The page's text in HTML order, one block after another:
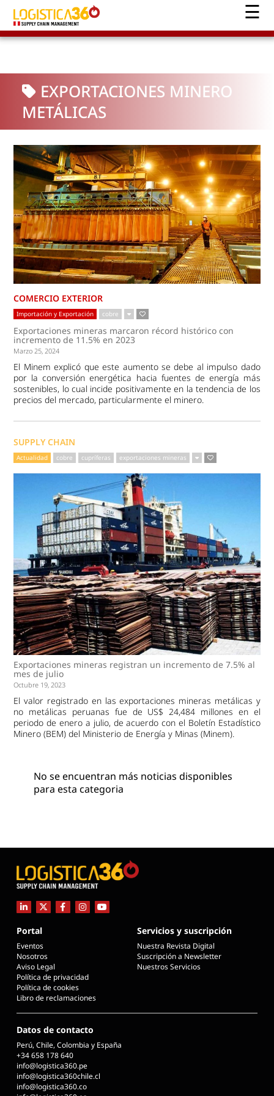
EXPORTACIONES MINERO
METÁLICAS
COMERCIO EXTERIOR
Importación y Exportación cobre
Exportaciones mineras marcaron récord histórico con
incremento de 11.5% en 2023
Marzo 25, 2024
El Minem explicó que este aumento se debe al impulso dado
por la conversión energética hacia fuentes de energía más
sostenibles, lo cual incide positivamente en la tendencia de los
precios del mercado, particularmente el minero.
SUPPLY CHAIN
Actualidad cobre cupríferas exportaciones mineras
Exportaciones mineras registran un incremento de 7.5% al
mes de julio
Octubre 19, 2023
El valor registrado en las exportaciones mineras metálicas y
no metálicas peruanas fue de US$ 24,484 millones en el
periodo de enero a julio, de acuerdo con el Boletín Estadístico
Minero (BEM) del Ministerio de Energía y Minas (Minem).
No se encuentran más noticias disponibles
para esta categoria
Portal
Eventos
Nosotros
Aviso Legal
Política de privacidad
Política de cookies
Libro de reclamaciones
Servicios y suscripción
Nuestra Revista Digital
Suscripción a Newsletter
Nuestros Servicios
Datos de contacto
Perú, Chile, Colombia y España
+34 658 178 640
info@logistica360.pe
info@logistica360chile.cl
info@logistica360.co